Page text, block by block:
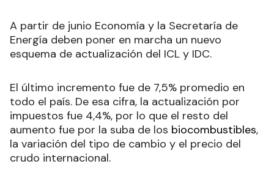
A partir de junio Economía y la Secretaría de
Energía deben poner en marcha un nuevo
esquema de actualización del ICL y IDC.
El último incremento fue de 7,5% promedio en
todo el país. De esa cifra, la actualización por
impuestos fue 4,4%, por lo que el resto del
aumento fue por la suba de los biocombustibles,
la variación del tipo de cambio y el precio del
crudo internacional.